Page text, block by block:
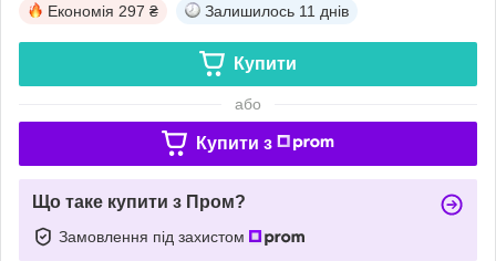
Економія 297 ₴ Залишилось 11 днів
Купити
або
Купити з
Що таке купити з Пром?
Замовлення під захистом